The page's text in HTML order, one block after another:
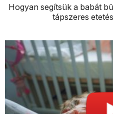
Hogyan segítsük a babát
tápszeres